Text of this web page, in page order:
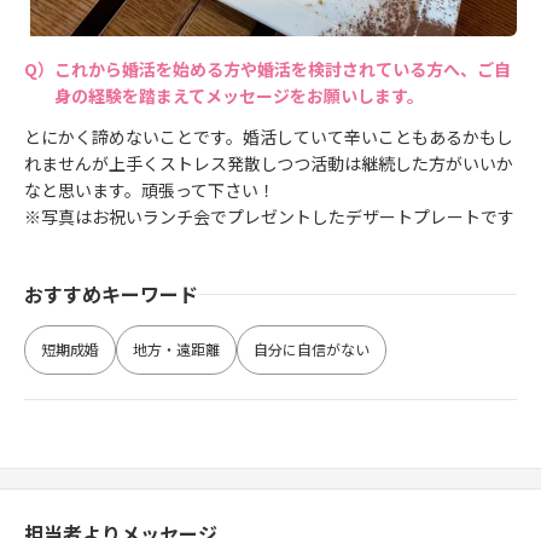
これから婚活を始める方や婚活を検討されている方へ、ご自
身の経験を踏まえてメッセージをお願いします。
とにかく諦めないことです。婚活していて辛いこともあるかもし
れませんが上手くストレス発散しつつ活動は継続した方がいいか
なと思います。頑張って下さい！
※写真はお祝いランチ会でプレゼントしたデザートプレートです
おすすめキーワード
短期成婚 地方・遠距離 自分に自信がない